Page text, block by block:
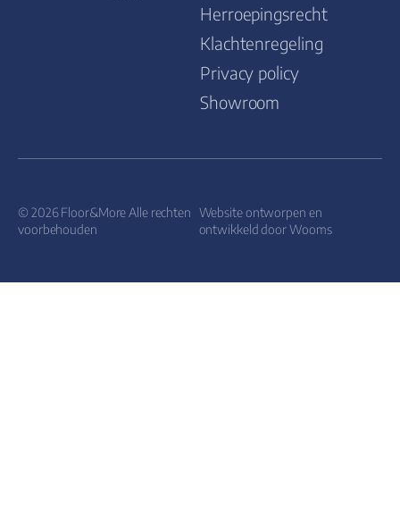
Herroepingsrecht
Klachtenregeling
Privacy policy
Showroom
© 2026 Floor&More Alle rechten
voorbehouden
Website ontworpen en
ontwikkeld doorWooms